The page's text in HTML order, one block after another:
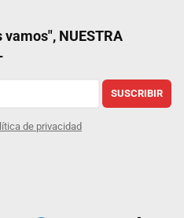
vamos", NUESTRA
SUSCRIBIR
de privacidad